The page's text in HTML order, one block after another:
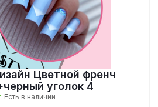
Цветной френч
уголок 4
Есть в наличии